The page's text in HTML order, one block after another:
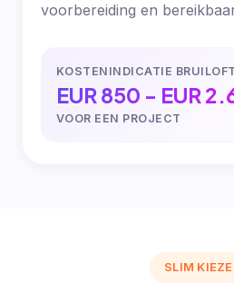
voorbereiding en
KOSTENINDICATIE
EUR 850 - EUR
VOOR EEN PROJECT
SLIM